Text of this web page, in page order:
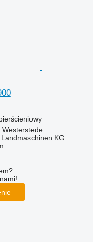
Westerstede
KG